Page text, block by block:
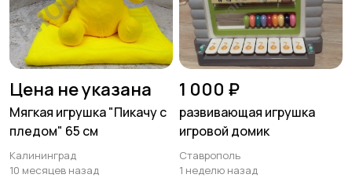
Цена не указана
Мягкая игрушка "Пикачу с
пледом" 65 см
Калининград
10 месяцев назад
1 000 ₽
развивающая игрушка
игровой домик
Ставрополь
1 неделю назад